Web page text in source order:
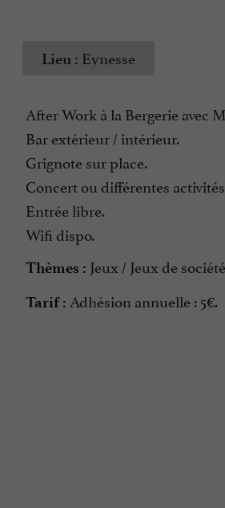
Lieu : Eynesse
After Work à la Bergerie avec
Bar extérieur / intérieur.
Grignote sur place.
Concert ou différentes
Entrée libre.
Wifi dispo.
Thèmes : Jeux / Jeux de
Tarif : Adhésion annuelle : 5€.